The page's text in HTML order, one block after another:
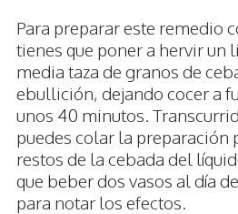
Para preparar este remedio
tienes que poner a hervir un
media taza de granos de
ebullición, dejando cocer a
unos 40 minutos.
puedes colar la preparación
restos de la cebada del
que beber dos vasos al día
para notar los efectos.